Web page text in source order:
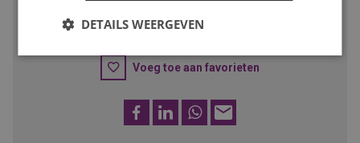
FacebookLinkedInWhatsApp
SOLLICITEER
Voeg toe aan favorieten
DETAILS WEERGEVEN